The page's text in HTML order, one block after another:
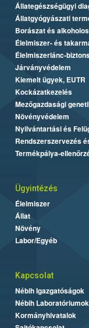
Állategészségügyi
Állatgyógyászati
Borászat és
Élelmiszer- és
Élelmiszerlánc-
Járványvédelem
Kiemelt ügyek, EUTR
Kockázatkezelés
Mezőgazdasági
Növényvédelem
Nyilvántartási és
Rendszerszervezés
Termékpálya-
Ügyintézés
Élelmiszer
Állat
Növény
Labor/Egyéb
Kapcsolat
Nébih Igazgatóságok
Nébih Laboratóriumok
Kormányhivatalok